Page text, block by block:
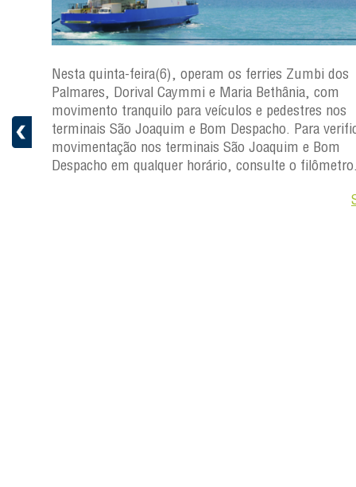
Nesta quinta-feira(6), operam os ferries Zumbi dos
Palmares, Dorival Caymmi e Maria Bethânia, com
movimento tranquilo para veículos e pedestres nos
terminais São Joaquim e Bom Despacho. Para
movimentação nos terminais São Joaquim e Bom
Despacho em qualquer horário, consulte o